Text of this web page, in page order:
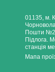
01135, м.
Пошти
Підлога.
станція
Мапа